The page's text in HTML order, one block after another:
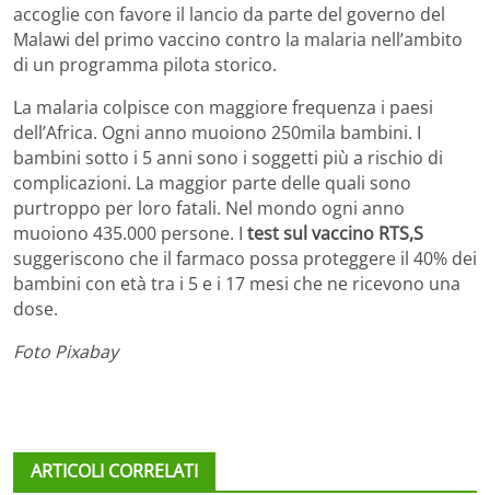
accoglie con favore il lancio da parte del governo del
Malawi del primo vaccino contro la malaria nell’ambito
di un programma pilota storico.
La malaria colpisce con maggiore frequenza i paesi
dell’Africa. Ogni anno muoiono 250mila bambini. I
bambini sotto i 5 anni sono i soggetti più a rischio di
complicazioni. La maggior parte delle quali sono
purtroppo per loro fatali. Nel mondo ogni anno
muoiono 435.000 persone. I test sul vaccino RTS,S
suggeriscono che il farmaco possa proteggere il 40% dei
bambini con età tra i 5 e i 17 mesi che ne ricevono una
dose.
Foto Pixabay
ARTICOLI CORRELATI